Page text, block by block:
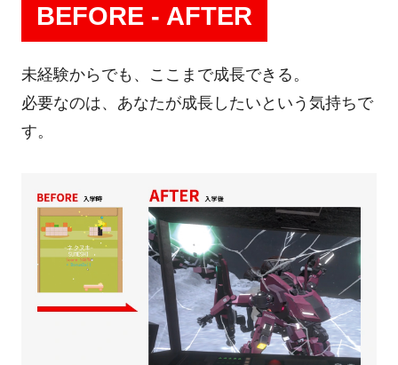
BEFORE - AFTER
未経験からでも、ここまで成長できる。
必要なのは、あなたが成長したいという気持ちで
す。